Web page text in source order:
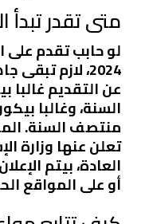
متى تقدر تبدأ
لو حابب تقدم على
2024، لازم
عن التقديم غالبا
السنة، وغالبا
منتصف السنة.
تعلن عنها وزارة
العادة، بيتم
أو على المواقع